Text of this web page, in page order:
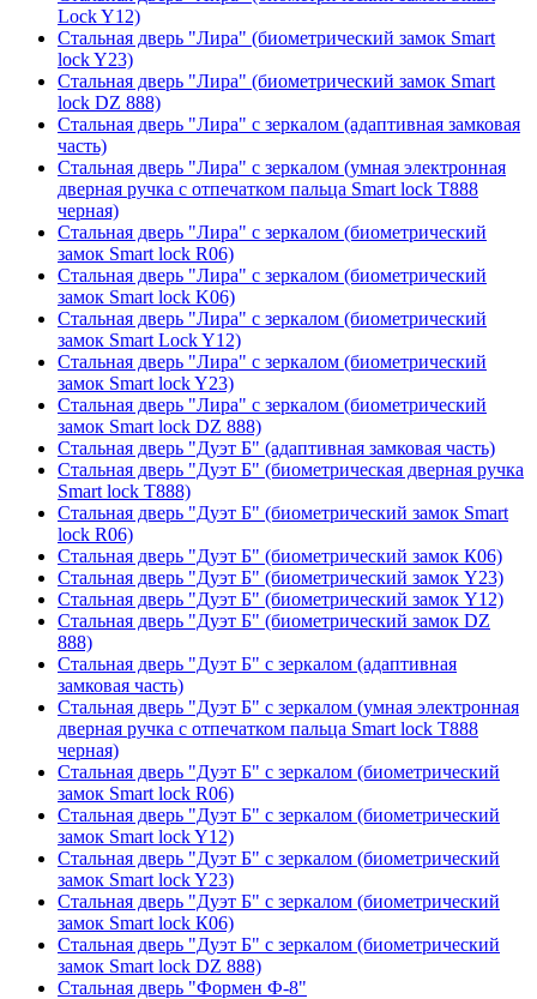
Lock Y12)
Стальная дверь "Лира" (биометрический замок Smart
lock Y23)
Стальная дверь "Лира" (биометрический замок Smart
lock DZ 888)
Стальная дверь "Лира" с зеркалом (адаптивная замковая
часть)
Стальная дверь "Лира" с зеркалом (умная электронная
дверная ручка с отпечатком пальца Smart lock T888
черная)
Стальная дверь "Лира" с зеркалом (биометрический
замок Smart lock R06)
Стальная дверь "Лира" с зеркалом (биометрический
замок Smart lock K06)
Стальная дверь "Лира" с зеркалом (биометрический
замок Smart Lock Y12)
Стальная дверь "Лира" с зеркалом (биометрический
замок Smart lock Y23)
Стальная дверь "Лира" с зеркалом (биометрический
замок Smart lock DZ 888)
Стальная дверь "Дуэт Б" (адаптивная замковая часть)
Стальная дверь "Дуэт Б" (биометрическая дверная ручка
Smart lock T888)
Стальная дверь "Дуэт Б" (биометрический замок Smart
lock R06)
Стальная дверь "Дуэт Б" (биометрический замок К06)
Стальная дверь "Дуэт Б" (биометрический замок Y23)
Стальная дверь "Дуэт Б" (биометрический замок Y12)
Стальная дверь "Дуэт Б" (биометрический замок DZ
888)
Стальная дверь "Дуэт Б" с зеркалом (адаптивная
замковая часть)
Стальная дверь "Дуэт Б" с зеркалом (умная электронная
дверная ручка с отпечатком пальца Smart lock T888
черная)
Стальная дверь "Дуэт Б" с зеркалом (биометрический
замок Smart lock R06)
Стальная дверь "Дуэт Б" с зеркалом (биометрический
замок Smart lock Y12)
Стальная дверь "Дуэт Б" с зеркалом (биометрический
замок Smart lock Y23)
Стальная дверь "Дуэт Б" с зеркалом (биометрический
замок Smart lock К06)
Стальная дверь "Дуэт Б" с зеркалом (биометрический
замок Smart lock DZ 888)
Стальная дверь "Формен Ф-8"